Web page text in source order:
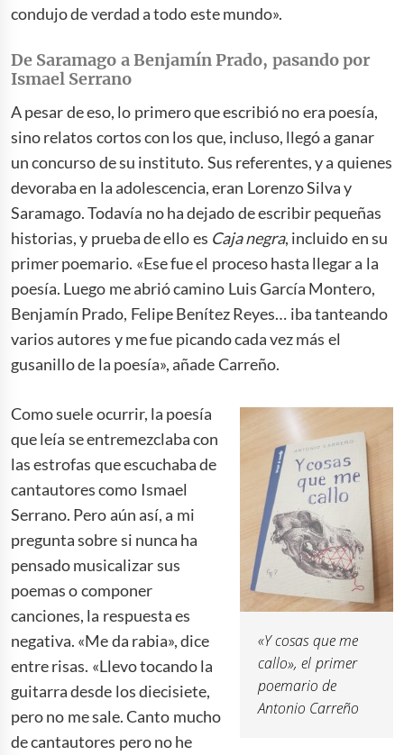
condujo de verdad a todo este mundo».
De Saramago a Benjamín Prado, pasando por
Ismael Serrano
A pesar de eso, lo primero que escribió no era poesía,
sino relatos cortos con los que, incluso, llegó a ganar
un concurso de su instituto. Sus referentes, y a quienes
devoraba en la adolescencia, eran Lorenzo Silva y
Saramago. Todavía no ha dejado de escribir pequeñas
historias, y prueba de ello es Caja negra, incluido en su
primer poemario. «Ese fue el proceso hasta llegar a la
poesía. Luego me abrió camino Luis García Montero,
Benjamín Prado, Felipe Benítez Reyes… iba tanteando
varios autores y me fue picando cada vez más el
gusanillo de la poesía», añade Carreño.
«Y cosas que me
callo», el primer
poemario de
Antonio Carreño
Como suele ocurrir, la poesía
que leía se entremezclaba con
las estrofas que escuchaba de
cantautores como Ismael
Serrano. Pero aún así, a mi
pregunta sobre si nunca ha
pensado musicalizar sus
poemas o componer
canciones, la respuesta es
negativa. «Me da rabia», dice
entre risas. «Llevo tocando la
guitarra desde los diecisiete,
pero no me sale. Canto mucho
de cantautores pero no he